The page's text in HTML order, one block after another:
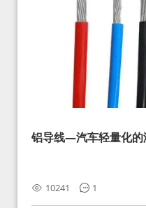
铝导线—汽车轻量化的
10241 1